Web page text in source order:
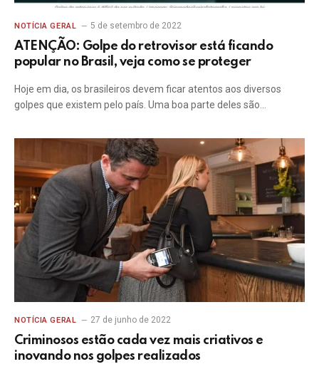
NOTÍCIA GERAL 5 de setembro de 2022
ATENÇÃO: Golpe do retrovisor está ficando
popular no Brasil, veja como se proteger
Hoje em dia, os brasileiros devem ficar atentos aos diversos
golpes que existem pelo país. Uma boa parte deles são…
NOTÍCIA GERAL 27 de junho de 2022
Criminosos estão cada vez mais criativos e
inovando nos golpes realizados